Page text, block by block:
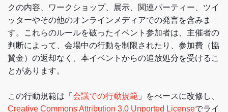
クの内容、ワークショップ、展示、関連パーティー、ツイ
ッターやその他のオンラインメディアでの発言を含みま
す。これらのルールを破ったイベント参加者は、主催者の
判断によって、会場中の行動を制限されたり、参加費（協
賛金）の返却なく、本イベントからの追放処分を受けるこ
とがあります。
この行動規範は「 会議での行動規範 」をべースに改修し、
Creative Commons Attribution 3.0 Unported Licenseでライ